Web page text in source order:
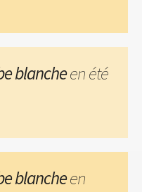
blancheen été
blancheen